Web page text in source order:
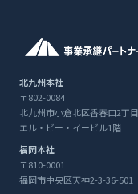
北九州本社
〒802-0084
北九州市小倉北区香春口2丁
エル・ビー・イービル1階
福岡本社
〒810-0001
福岡市中央区天神2-3-36-501